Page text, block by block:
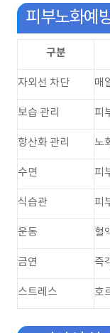
피부노화예
구분
자외선 차단 매
보습 관리 피
항산화 관리 노
수면 피
식습관 피
운동 혈
금연 즉
스트레스 호